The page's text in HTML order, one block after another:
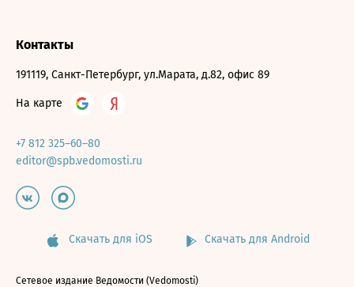
Контакты
191119, Санкт-Петербург, ул.Марата, д.82, офис 89
На карте
+7 812 325–60–80
editor@spb.vedomosti.ru
Скачать для iOS Скачать для Android
Сетевое издание Ведомости (Vedomosti)